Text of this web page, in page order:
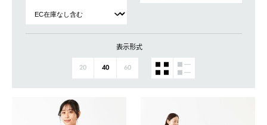
表示形式
20 40 60